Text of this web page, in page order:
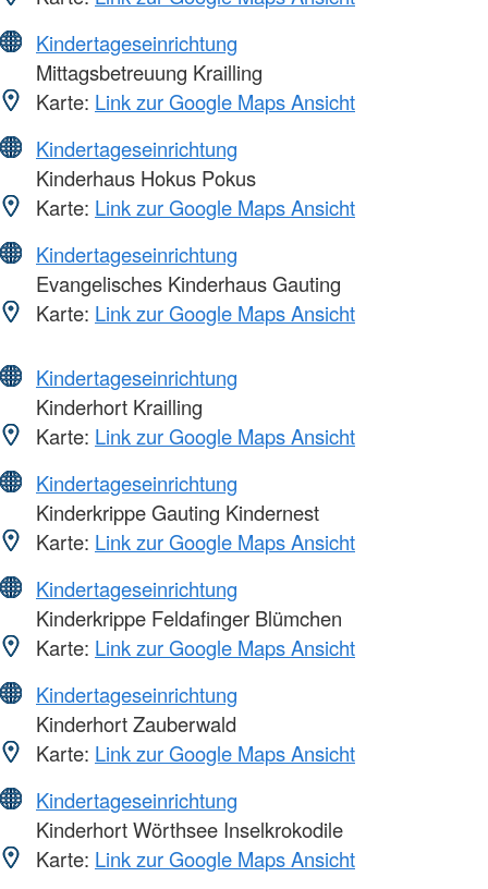
Kindertageseinrichtung
Mittagsbetreuung Krailling
Karte: Link zur Google Maps Ansicht
Kindertageseinrichtung
Kinderhaus Hokus Pokus
Karte: Link zur Google Maps Ansicht
Kindertageseinrichtung
Evangelisches Kinderhaus Gauting
Karte: Link zur Google Maps Ansicht
Kindertageseinrichtung
Kinderhort Krailling
Karte: Link zur Google Maps Ansicht
Kindertageseinrichtung
Kinderkrippe Gauting Kindernest
Karte: Link zur Google Maps Ansicht
Kindertageseinrichtung
Kinderkrippe Feldafinger Blümchen
Karte: Link zur Google Maps Ansicht
Kindertageseinrichtung
Kinderhort Zauberwald
Karte: Link zur Google Maps Ansicht
Kindertageseinrichtung
Kinderhort Wörthsee Inselkrokodile
Karte: Link zur Google Maps Ansicht